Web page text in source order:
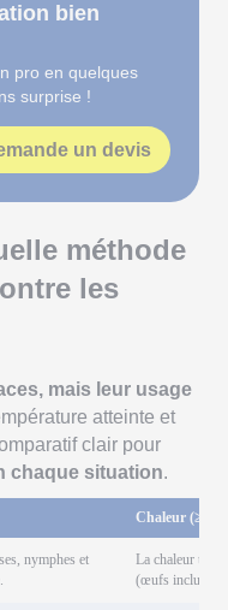
bien
pro en quelques
surprise !
un devis
méthode
les
mais leur usage
atteinte et
clair pour
chaque situation.
Chaleur (≥ 60
nymphes et
La chaleur tue
(œufs inclus)